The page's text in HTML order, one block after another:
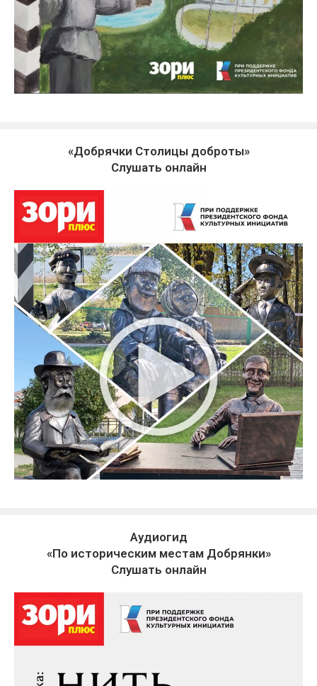
«Добрячки Столицы доброты»
Слушать онлайн
Аудиогид
«По историческим местам Добрянки»
Слушать онлайн